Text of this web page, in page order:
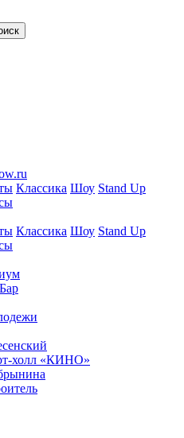
Классика Шоу Stand Up
Классика Шоу Stand Up
холл «КИНО»